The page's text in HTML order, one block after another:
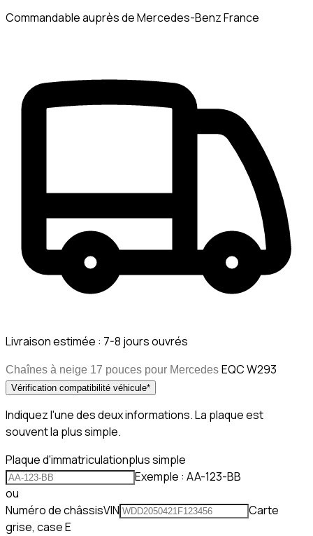
Commandable auprès de Mercedes-Benz France
Livraison estimée : 7-8 jours ouvrés
Chaînes à neige 17 pouces pour Mercedes EQC W293
Vérification compatibilité véhicule*
Indiquez l'une des deux informations. La plaque est
souvent la plus simple.
Plaque d'immatriculationplus simple
Exemple : AA-123-BB
ou
Numéro de châssisVIN
Carte
grise, case E